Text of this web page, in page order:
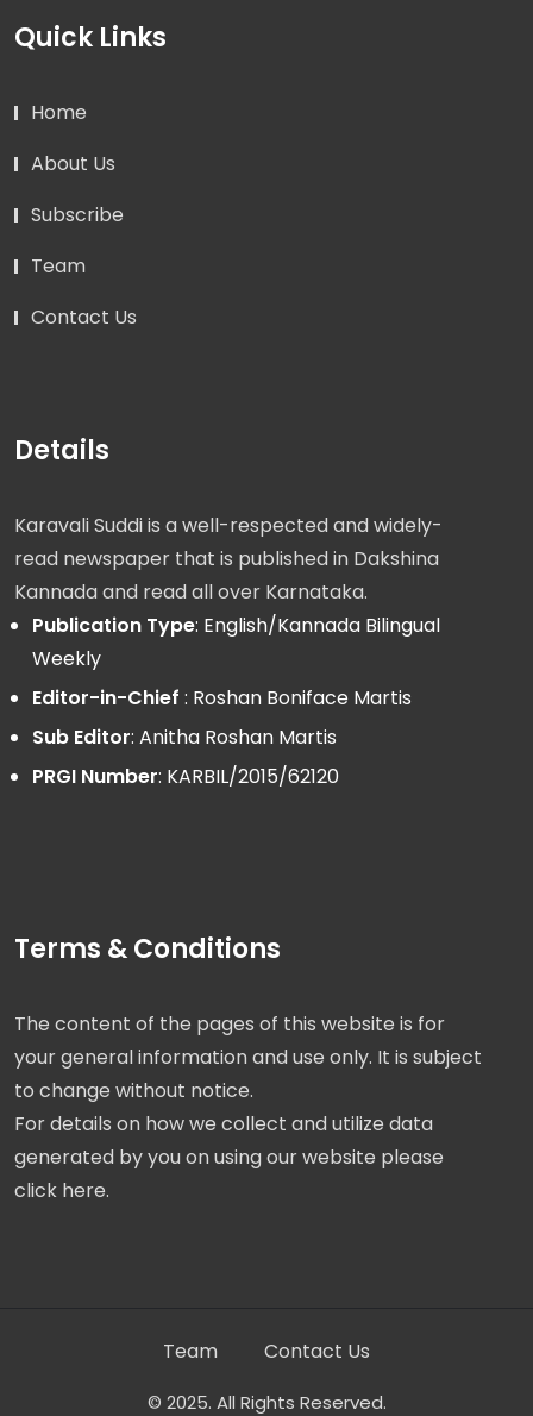
Quick Links
Home
About Us
Subscribe
Team
Contact Us
Details
Karavali Suddi is a well-respected and widely-
read newspaper that is published in Dakshina
Kannada and read all over Karnataka.
Publication Type: English/Kannada Bilingual
Weekly
Editor-in-Chief : Roshan Boniface Martis
Sub Editor: Anitha Roshan Martis
PRGI Number: KARBIL/2015/62120
Terms & Conditions
The content of the pages of this website is for
your general information and use only. It is subject
to change without notice.
For details on how we collect and utilize data
generated by you on using our website please
click here.
Team Contact Us
© 2025. All Rights Reserved.